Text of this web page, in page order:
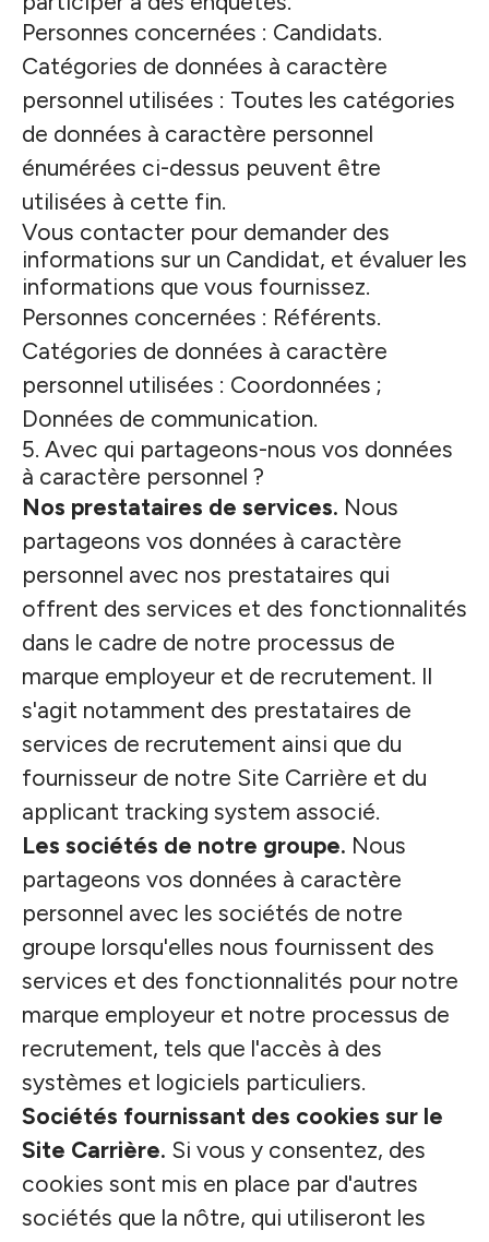
Personnes concernées : Candidats.
Catégories de données à caractère
personnel utilisées : Toutes les catégories
de données à caractère personnel
énumérées ci-dessus peuvent être
utilisées à cette fin.
Vous contacter pour demander des
informations sur un Candidat, et évaluer les
informations que vous fournissez.
Personnes concernées : Référents.
Catégories de données à caractère
personnel utilisées : Coordonnées ;
Données de communication.
5. Avec qui partageons-nous vos données
à caractère personnel ?
Nos prestataires de services. Nous
partageons vos données à caractère
personnel avec nos prestataires qui
offrent des services et des fonctionnalités
dans le cadre de notre processus de
marque employeur et de recrutement. Il
s'agit notamment des prestataires de
services de recrutement ainsi que du
fournisseur de notre Site Carrière et du
applicant tracking system associé.
Les sociétés de notre groupe. Nous
partageons vos données à caractère
personnel avec les sociétés de notre
groupe lorsqu'elles nous fournissent des
services et des fonctionnalités pour notre
marque employeur et notre processus de
recrutement, tels que l'accès à des
systèmes et logiciels particuliers.
Sociétés fournissant des cookies sur le
Site Carrière. Si vous y consentez, des
cookies sont mis en place par d'autres
sociétés que la nôtre, qui utiliseront les